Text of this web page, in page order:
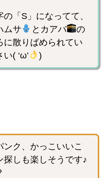
「S」になってて、
ムサ
とカアバ
の
に散りばめられてい
( ‘ω’
)
ク、かっこいいこ
探しも楽しそうです♪